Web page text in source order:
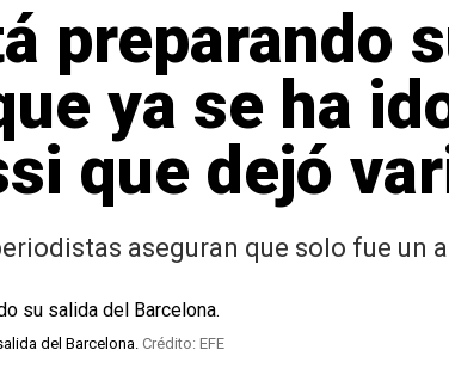
preparando
ya se ha
que dejó
aseguran que solo fue un
del Barcelona. Crédito: EFE